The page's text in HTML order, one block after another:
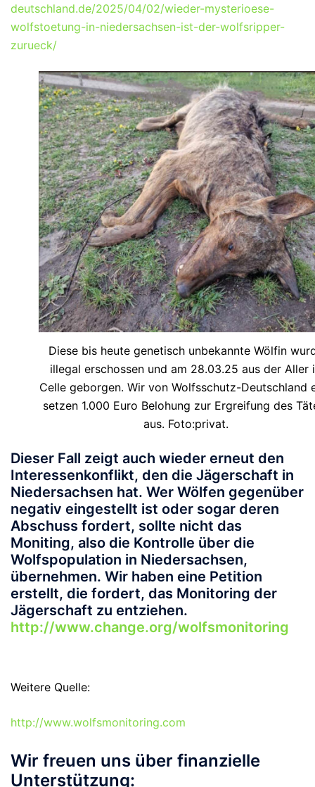
deutschland.de/2025/04/02/wieder-mysterioese-
wolfstoetung-in-niedersachsen-ist-der-wolfsripper-
zurueck/
Diese bis heute genetisch unbekannte Wölfin
illegal erschossen und am 28.03.25 aus der Aller
Celle geborgen. Wir von Wolfsschutz-Deutschland
setzen 1.000 Euro Belohung zur Ergreifung des
aus. Foto:privat.
Dieser Fall zeigt auch wieder erneut den
Interessenkonflikt, den die Jägerschaft in
Niedersachsen hat. Wer Wölfen gegenüber
negativ eingestellt ist oder sogar deren
Abschuss fordert, sollte nicht das
Moniting, also die Kontrolle über die
Wolfspopulation in Niedersachsen,
übernehmen. Wir haben eine Petition
erstellt, die fordert, das Monitoring der
Jägerschaft zu entziehen.
http://www.change.org/wolfsmonitoring
Weitere Quelle:
http://www.wolfsmonitoring.com
Wir freuen uns über finanzielle
Unterstützung: